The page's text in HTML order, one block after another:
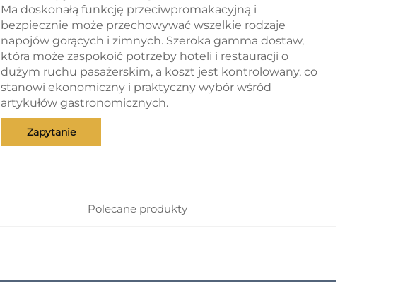
Ma doskonałą funkcję przeciwpromakacyjną i
bezpiecznie może przechowywać wszelkie rodzaje
napojów gorących i zimnych. Szeroka gamma dostaw,
która może zaspokoić potrzeby hoteli i restauracji o
dużym ruchu pasażerskim, a koszt jest kontrolowany, co
stanowi ekonomiczny i praktyczny wybór wśród
artykułów gastronomicznych.
Zapytanie
Polecane produkty